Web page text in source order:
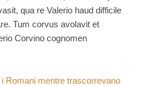
qua re Valerio haud difficile
Tum corvus avolavit et
Corvino cognomen
Romani mentre trascorrevano